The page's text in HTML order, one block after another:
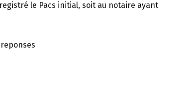
le Pacs initial, soit au notaire ayant